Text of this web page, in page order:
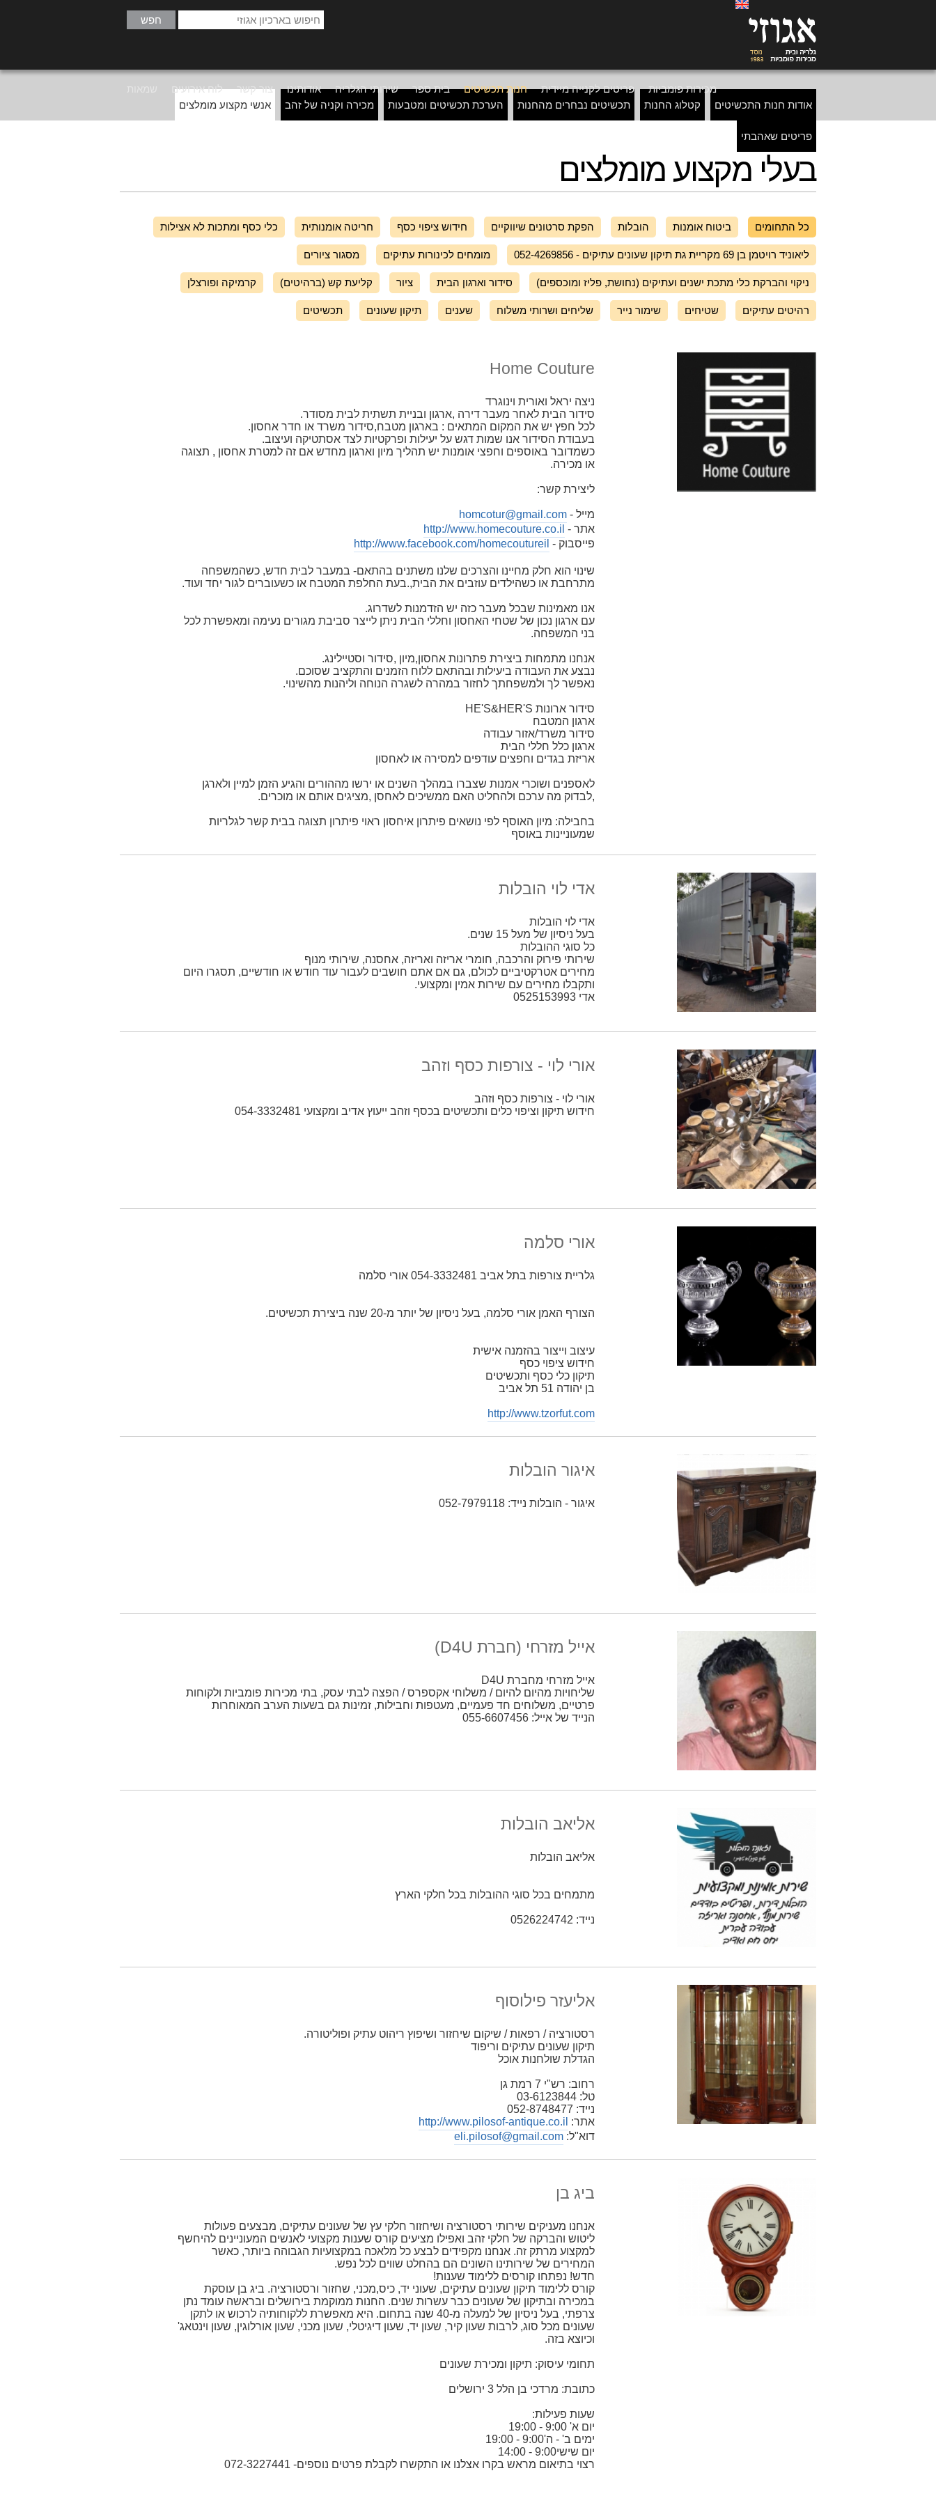
מכירות פומביות פריטים לקנייה מיידית חנות תכשיטים בית ספר שירותי הגלריה אודותינו צור קשר לוח אירועים
אודות חנות התכשיטים
קטלוג החנות תכשיטים נבחרים מהחנות הערכת תכשיטים ומטבעות מכירה וקניה של זהב אנשי מקצוע מומלצים
פריטים שאהבתי
בעלי מקצוע מומלצים
כל התחומים ביטוח אומנות הובלות הפקת סרטונים שיווקיים חידוש ציפוי כסף חריטה אומנותית כלי כסף ומתכות לא אצילות
ליאוניד רויטמן בן 69 מקריית גת תיקון שעונים עתיקים - 052-4269856 מומחים לכינורות עתיקים מסגור ציורים
ניקוי והברקת כלי מתכת ישנים ועתיקים (נחושת, פליז ומוכספים) סידור וארגון הבית ציור קליעת קש (ברהיטים) קרמיקה ופורצלן
רהיטים עתיקים שטיחים שימור נייר שליחים ושרותי משלוח שענים תיקון שעונים תכשיטים
Home Couture
ניצה יראל ואורית וינוגרד
סידור הבית לאחר מעבר דירה ,ארגון ובניית תשתית לבית מסודר.
לכל חפץ יש את המקום המתאים : בארגון מטבח,סידור משרד או חדר אחסון.
בעבודת הסידור אנו שמות דגש על יעילות ופרקטיות לצד אסתטיקה ועיצוב.
כשמדובר באוספים וחפצי אומנות יש תהליך מיון וארגון מחדש אם זה למטרת אחסון , תצוגה
או מכירה.
ליצירת קשר:
מייל - homcotur@gmail.com
אתר - http://www.homecouture.co.il
פייסבוק - http://www.facebook.com/homecoutureil
שינוי הוא חלק מחיינו והצרכים שלנו משתנים בהתאם- במעבר לבית חדש, כשהמשפחה
מתרחבת או כשהילדים עוזבים את הבית,.בעת החלפת המטבח או כשעוברים לגור יחד ועוד.
אנו מאמינות שבכל מעבר כזה יש הזדמנות לשדרוג.
עם ארגון נכון של שטחי האחסון וחללי הבית ניתן לייצר סביבת מגורים נעימה ומאפשרת לכל
בני המשפחה.
אנחנו מתמחות ביצירת פתרונות אחסון,מיון ,סידור וסטיילינג.
נבצע את העבודה ביעילות ובהתאם ללוח הזמנים והתקציב שסוכם.
נאפשר לך ולמשפחתך לחזור במהרה לשגרה הנוחה וליהנות מהשינוי.
סידור ארונות HE'S&HER'S
ארגון המטבח
סידור משרד/אזור עבודה
ארגון כלל חללי הבית
אריזת בגדים וחפצים עודפים למסירה או לאחסון
לאספנים ושוכרי אמנות שצברו במהלך השנים או ירשו מההורים והגיע הזמן למיין ולארגן
,לבדוק מה ערכם ולהחליט האם ממשיכים לאחסן ,מציגים אותם או מוכרים.
בחבילה: מיון האוסף לפי נושאים פיתרון איחסון ראוי פיתרון תצוגה בבית קשר לגלריות
שמעוניינות באוסף
אדי לוי הובלות
אדי לוי הובלות
בעל ניסיון של מעל 15 שנים.
כל סוגי ההובלות
שירותי פירוק והרכבה, חומרי אריזה ואריזה, אחסנה, שירותי מנוף
מחירים אטרקטיביים לכולם, גם אם אתם חושבים לעבור עוד חודש או חודשיים, תסגרו היום
ותקבלו מחירים עם שירות אמין ומקצועי.
אדי 0525153993
אורי לוי - צורפות כסף וזהב
אורי לוי - צורפות כסף וזהב
חידוש תיקון וציפוי כלים ותכשיטים בכסף וזהב ייעוץ אדיב ומקצועי 054-3332481
אורי סלמה
גלריית צורפות בתל אביב 054-3332481 אורי סלמה
הצורף האמן אורי סלמה, בעל ניסיון של יותר מ-20 שנה ביצירת תכשיטים.
עיצוב וייצור בהזמנה אישית
חידוש ציפוי כסף
תיקון כלי כסף ותכשיטים
בן יהודה 51 תל אביב
http://www.tzorfut.com
איגור הובלות
איגור - הובלות נייד: 052-7979118
אייל מזרחי (חברת D4U)
אייל מזרחי מחברת D4U
שליחויות מהיום להיום / משלוחי אקספרס / הפצה לבתי עסק, בתי מכירות פומביות ולקוחות
פרטיים, משלוחים חד פעמיים, מעטפות וחבילות, זמינות גם בשעות הערב המאוחרות
הנייד של אייל: 055-6607456
אליאב הובלות
אליאב הובלות
מתמחים בכל סוגי ההובלות בכל חלקי הארץ
נייד: 0526224742
אליעזר פילוסוף
רסטורציה / רפאות / שיקום שיחזור ושיפוץ ריהוט עתיק ופוליטורה.
תיקון שעונים עתיקים וריפוד
הגדלת שולחנות אוכל
רחוב: רש"י 7 רמת גן
טל: 03-6123844
נייד: 052-8748477
אתר: http://www.pilosof-antique.co.il
דוא"ל: eli.pilosof@gmail.com
ביג בן
אנחנו מעניקים שירותי רסטורציה ושיחזור חלקי עץ של שעונים עתיקים, מבצעים פעולות
ליטוש והברקה של חלקי זהב ואפילו מציעים קורס שענות מקצועי לאנשים המעוניינים להיחשף
למקצוע מרתק זה. אנחנו מקפידים לבצע כל מלאכה במקצועיות הגבוהה ביותר, כאשר
המחירים של שירותינו השונים הם בהחלט שווים לכל נפש.
חדש! נפתחו קורסים ללימוד שענות!
קורס ללימוד תיקון שעונים עתיקים, שעוני יד, כיס,מכני, שחזור ורסטורציה. ביג בן עוסקת
במכירה ובתיקון של שעונים כבר עשרות שנים. החנות ממוקמת בירושלים ובראשה עומד נתן
צרפתי, בעל ניסיון של למעלה מ-40 שנה בתחום. היא מאפשרת ללקוחותיה לרכוש או לתקן
שעונים מכל סוג, לרבות שעון קיר, שעון יד, שעון דיגיטלי, שעון מכני, שעון אורלוגין, שעון וינטאג'
וכיוצא בזה.
תחומי עיסוק: תיקון ומכירת שעונים
כתובת: מרדכי בן הלל 3 ירושלים
שעות פעילות:
יום א' 9:00 - 19:00
ימים ב' - ה'9:00 - 19:00
יום שישי9:00 - 14:00
רצוי בתיאום מראש בקרו אצלנו או התקשרו לקבלת פרטים נוספים- 072-3227441